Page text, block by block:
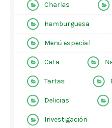
Charlas
Hamburguesa
Menú especial
Cata
Tartas
Delicias
Investigación